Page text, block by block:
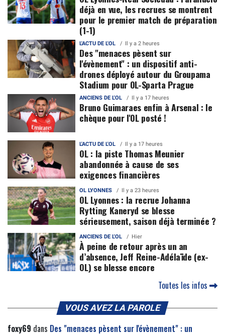
déjà en vue, les recrues se montrent
pour le premier match de préparation
(1-1)
L'ACTU DE L'OL Il y a 2 heures
Des "menaces pèsent sur
l'évènement" : un dispositif anti-
drones déployé autour du Groupama
Stadium pour OL-Sparta Prague
ANCIENS DE L'OL Il y a 17 heures
Bruno Guimaraes enfin à Arsenal : le
chèque pour l'OL posté !
L'ACTU DE L'OL Il y a 17 heures
OL : la piste Thomas Meunier
abandonnée à cause de ses
exigences financières
OL LYONNES Il y a 23 heures
OL Lyonnes : la recrue Johanna
Rytting Kaneryd se blesse
sérieusement, saison déjà terminée ?
ANCIENS DE L'OL Hier
À peine de retour après un an
d’absence, Jeff Reine-Adélaïde (ex-
OL) se blesse encore
Toutes les infos
VOUS AVEZ LA PAROLE
foxy69 dans Des "menaces pèsent sur l'évènement" : un